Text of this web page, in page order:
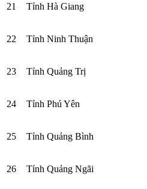
21 Tỉnh Hà Giang
22 Tỉnh Ninh Thuận
23 Tỉnh Quảng Trị
24 Tỉnh Phú Yên
25 Tỉnh Quảng Bình
26 Tỉnh Quảng Ngãi